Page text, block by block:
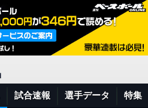
試合速報 選手データ 特集